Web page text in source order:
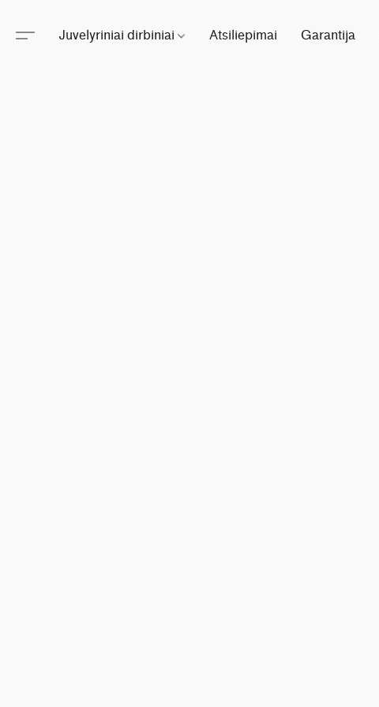
Juvelyriniai dirbiniai Atsiliepimai Garantija